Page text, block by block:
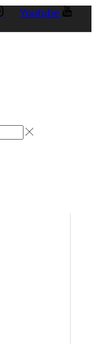
Youtube